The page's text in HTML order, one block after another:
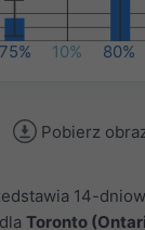
75% 10% 80%
Pobierz
14-
Toronto